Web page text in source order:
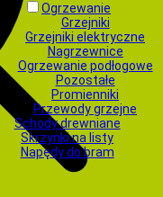
Ogrzewanie
Grzejniki
Grzejniki elektryczne
Nagrzewnice
Ogrzewanie podłogowe
Pozostałe
Promienniki
Przewody grzejne
Schody drewniane
Skrzynki na listy
Napędy do bram